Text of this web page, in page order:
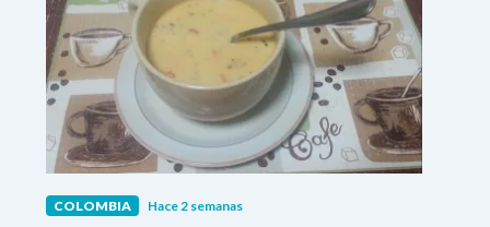
COLOMBIA Hace 2 semanas